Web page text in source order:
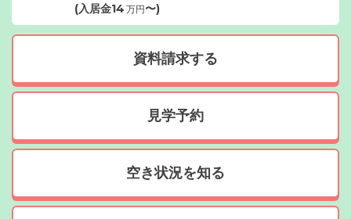
(入居金14 万円〜)
資料請求する
見学予約
空き状況を知る